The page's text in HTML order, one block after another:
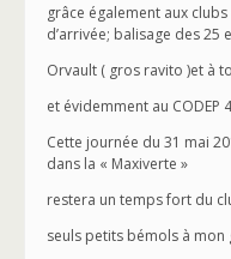
grâce également aux
d’arrivée; balisage des 25
Orvault ( gros ravito )et à
et évidemment au CODEP
Cette journée du 31 mai
dans la « Maxiverte »
restera un temps fort du
seuls petits bémols à mon